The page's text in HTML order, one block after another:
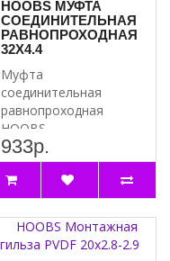
HOOBS МУФТА
СОЕДИНИТЕЛЬНАЯ
РАВНОПРОХОДНАЯ
32Х4.4
Муфта
соединительная
равнопроходная
HOOBS
32х4.4 является
универсальной и
подходит для
соединен..
933р.